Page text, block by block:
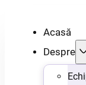
Acasă
Despre